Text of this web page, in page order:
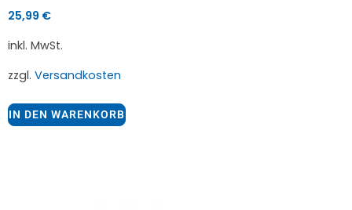
25,99 €
inkl. MwSt.
zzgl. Versandkosten
IN DEN WARENKORB